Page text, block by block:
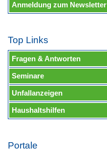
Anmeldung zum Newsletter
Top Links
Fragen & Antworten
Seminare
Unfallanzeigen
Haushaltshilfen
Portale